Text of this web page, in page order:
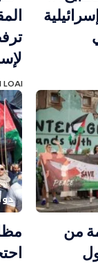
LOAI
من